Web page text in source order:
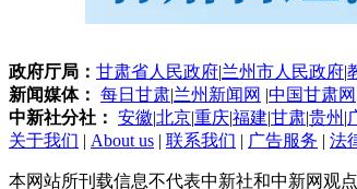
政府厅局： 甘肃省人民政府|兰州市人民政府|
新闻媒体： 每日甘肃|兰州新闻网 |中国甘肃网
中新社分社： 安徽|北京|重庆|福建|甘肃|贵州 |
关于我们 | About us | 联系我们 | 广告服务 | 法
本网站所刊载信息不代表中新社和中新网观